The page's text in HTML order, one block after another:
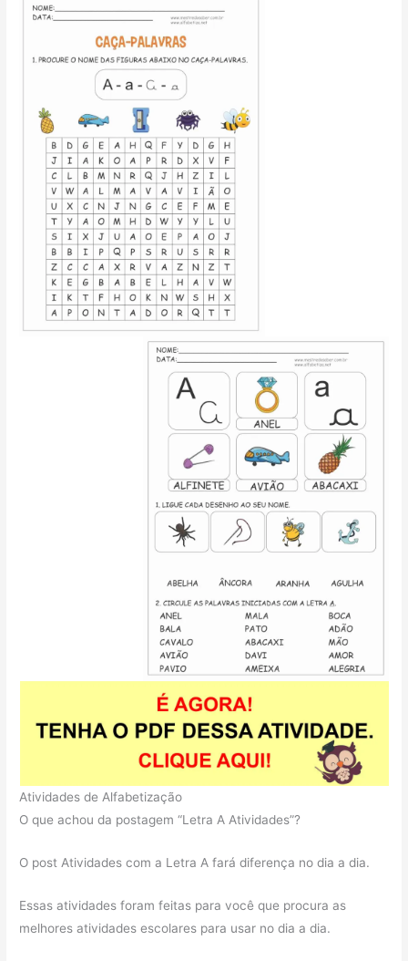
Atividades de Alfabetização
O que achou da postagem “Letra A Atividades”?
O post Atividades com a Letra A fará diferença no dia a dia.
Essas atividades foram feitas para você que procura as
melhores atividades escolares para usar no dia a dia.